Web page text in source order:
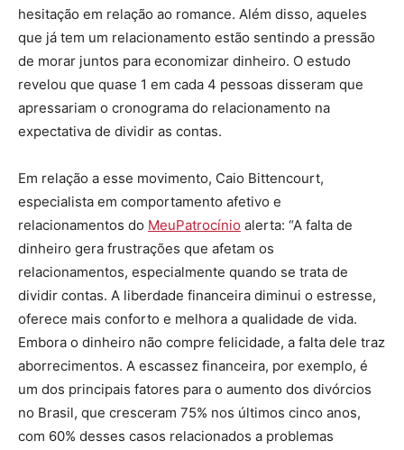
hesitação em relação ao romance. Além disso, aqueles
que já tem um relacionamento estão sentindo a pressão
de morar juntos para economizar dinheiro. O estudo
revelou que quase 1 em cada 4 pessoas disseram que
apressariam o cronograma do relacionamento na
expectativa de dividir as contas.
Em relação a esse movimento, Caio Bittencourt,
especialista em comportamento afetivo e
relacionamentos do MeuPatrocínio alerta: “A falta de
dinheiro gera frustrações que afetam os
relacionamentos, especialmente quando se trata de
dividir contas. A liberdade financeira diminui o estresse,
oferece mais conforto e melhora a qualidade de vida.
Embora o dinheiro não compre felicidade, a falta dele traz
aborrecimentos. A escassez financeira, por exemplo, é
um dos principais fatores para o aumento dos divórcios
no Brasil, que cresceram 75% nos últimos cinco anos,
com 60% desses casos relacionados a problemas